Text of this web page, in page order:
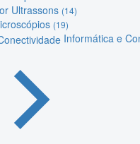
Ultrassons (14)
(19)
Informática e